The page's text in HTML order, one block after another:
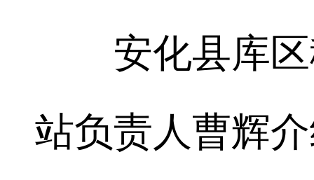
安化县库区
站负责人曹辉